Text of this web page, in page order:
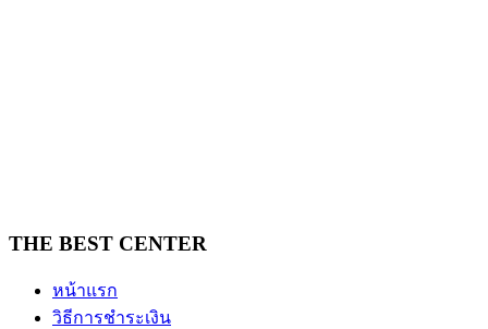
THE BEST CENTER
หน้าแรก
วิธีการชำระเงิน